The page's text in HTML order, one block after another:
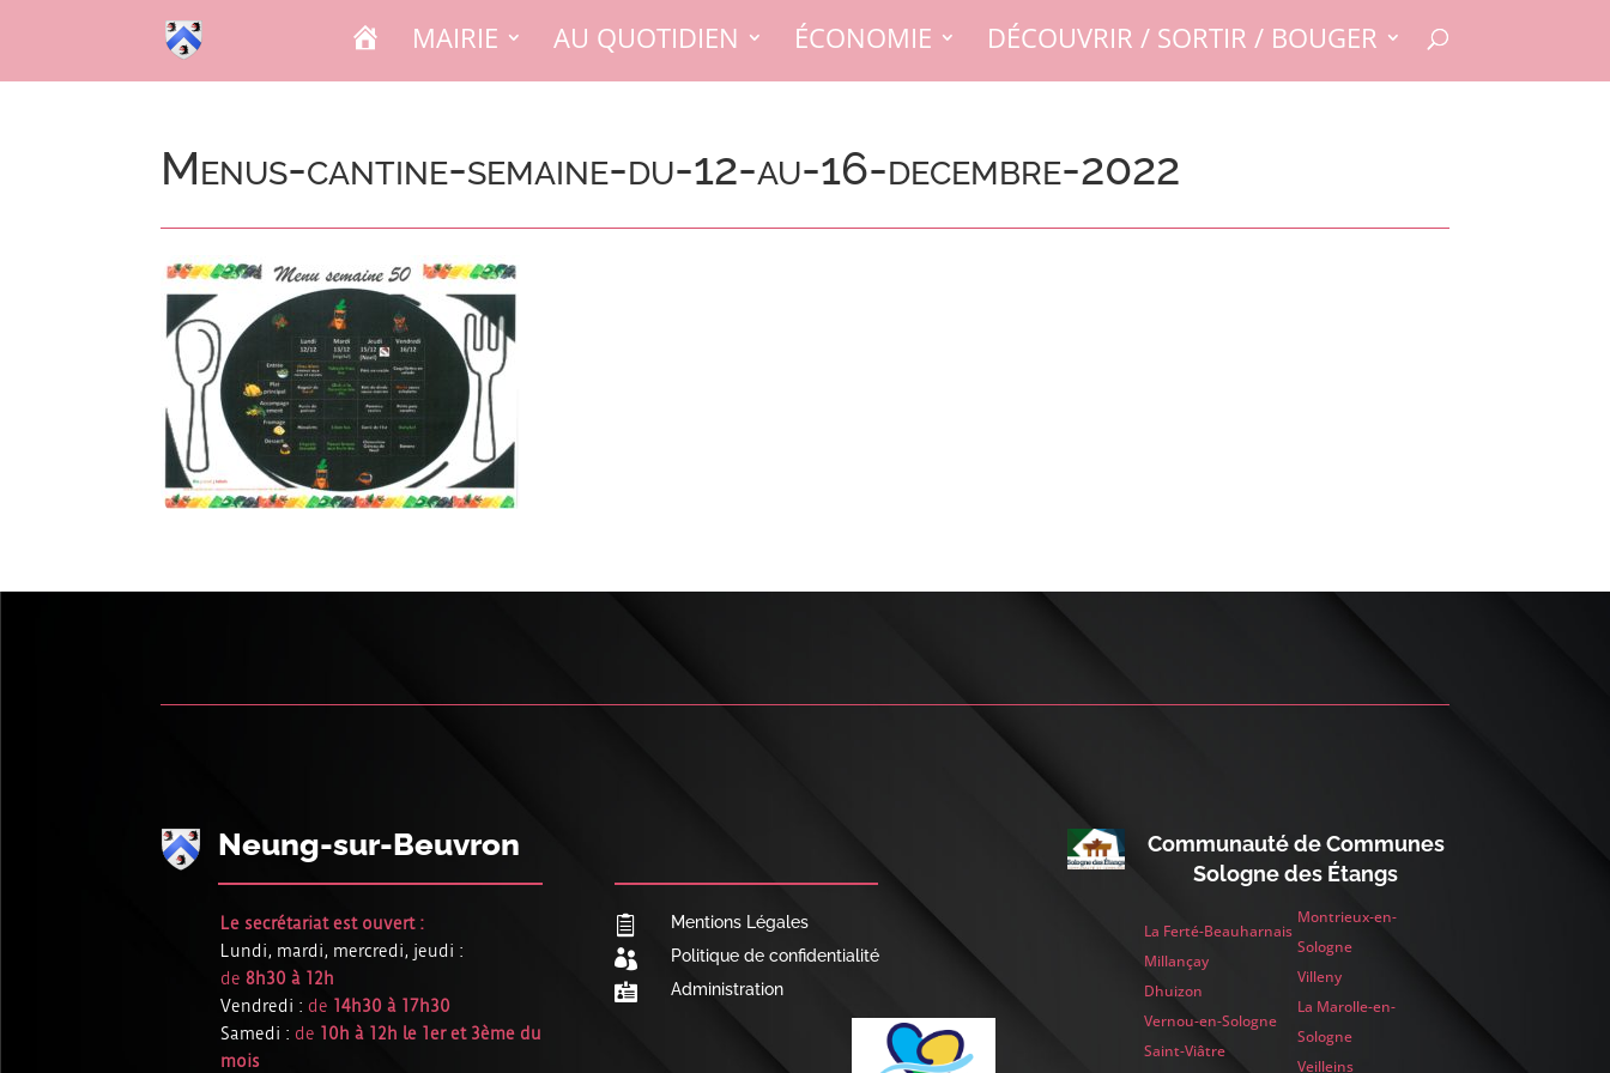
U
MAIRIE AU QUOTIDIEN ÉCONOMIE DÉCOUVRIR / SORTIR / BOUGER
Menus-cantine-semaine-du-12-au-16-decembre-2022
Neung-sur-Beuvron
Le secrétariat est ouvert :
Lundi, mardi, mercredi, jeudi :
de8h30 à 12h
Vendredi : de 14h30 à 17h30
Samedi : de 10h à 12h le 1er et 3ème du
mois
 Mentions Légales
 Politique de confidentialité
 Administration
Communauté de Communes
Sologne des Étangs
La Ferté-Beauharnais
Millançay
Dhuizon
Vernou-en-Sologne
Saint-Viâtre
Montrieux-en-
Sologne
Villeny
La Marolle-en-
Sologne
Veilleins